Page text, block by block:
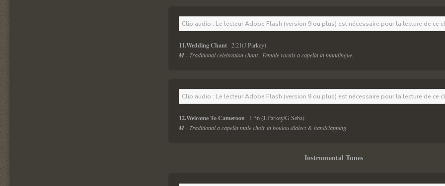
Clip audio : Le lecteur Adobe Flash (version 9 ou plus) est nécessaire pour la lecture de ce
11.Wedding Chant 2:21(J.Parkey)
M - Traditional celebration chant . Female vocals a capella in mandingue.
Clip audio : Le lecteur Adobe Flash (version 9 ou plus) est nécessaire pour la lecture de ce
12.Welcome To Cameroon 1:36 (J.Parkey/G.Seba)
M - Traditional a capella male choir in boulou dialect & handclapping.
Instrumental Tunes